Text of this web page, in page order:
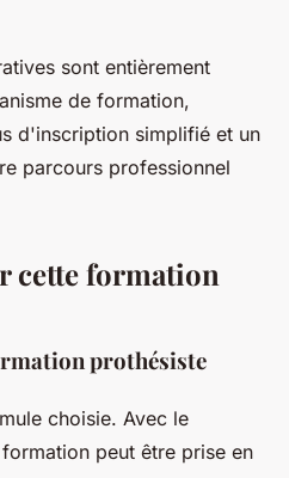
sont entièrement
de formation,
d'inscription simplifié et un
parcours professionnel
cette formation
prothésiste
choisie. Avec le
peut être prise en